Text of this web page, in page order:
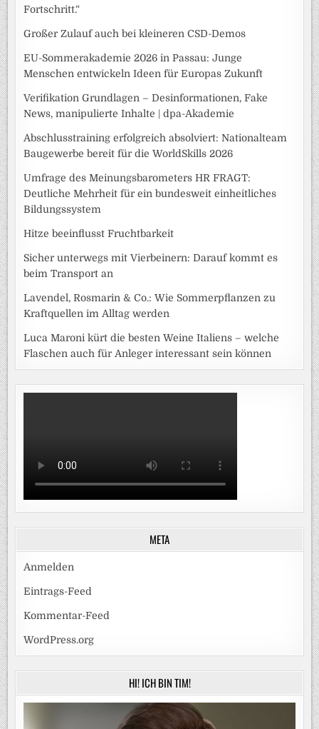
Fortschritt.“
Großer Zulauf auch bei kleineren CSD-Demos
EU-Sommerakademie 2026 in Passau: Junge
Menschen entwickeln Ideen für Europas Zukunft
Verifikation Grundlagen – Desinformationen, Fake
News, manipulierte Inhalte | dpa-Akademie
Abschlusstraining erfolgreich absolviert: Nationalteam
Baugewerbe bereit für die WorldSkills 2026
Umfrage des Meinungsbarometers HR FRAGT:
Deutliche Mehrheit für ein bundesweit einheitliches
Bildungssystem
Hitze beeinflusst Fruchtbarkeit
Sicher unterwegs mit Vierbeinern: Darauf kommt es
beim Transport an
Lavendel, Rosmarin & Co.: Wie Sommerpflanzen zu
Kraftquellen im Alltag werden
Luca Maroni kürt die besten Weine Italiens – welche
Flaschen auch für Anleger interessant sein können
META
Anmelden
Eintrags-Feed
Kommentar-Feed
WordPress.org
HI! ICH BIN TIM!